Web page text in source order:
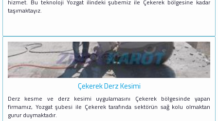
taşımaktayız.
Çekerek Derz Kesimi
Derz kesme ve derz kesimi uygulamasını Çekerek bölgesinde yapan
firmamız, Yozgat şubesi ile Çekerek tarafında sektörün sağ kolu olmaktan
gurur duymaktadır.